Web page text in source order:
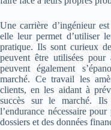
Une carrière d’ingénieur
elle leur permet d’utiliser
pratique. Ils sont curieux
peuvent être utilisées pour
peuvent également
marché. Ce travail les
clients, en les aidant à
succès sur le marché. Ils
l’endurance nécessaire
dossiers et des données